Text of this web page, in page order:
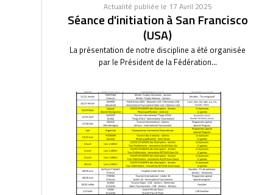
Actualité publiée le 17 Avril 2025
Séance d'initiation à San Francisco
(USA)
La présentation de notre discipline a été organisée
par le Président de la Fédération...